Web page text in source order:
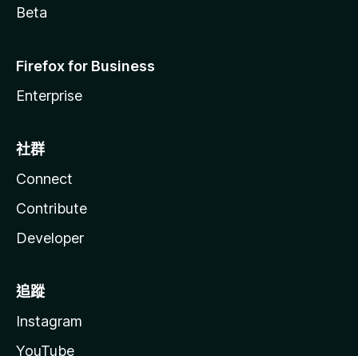
Beta
Firefox for Business
Enterprise
社群
Connect
Contribute
Developer
追蹤
Instagram
YouTube